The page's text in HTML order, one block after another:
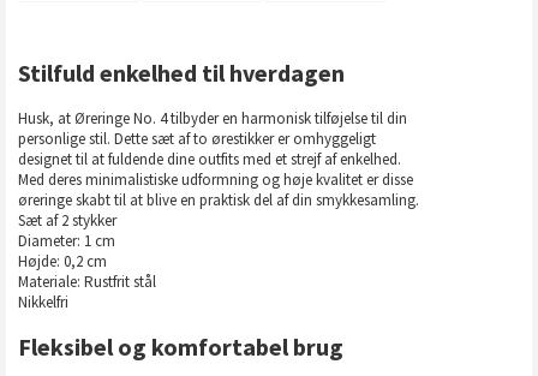
Stilfuld enkelhed til hverdagen
Husk, at Øreringe No. 4 tilbyder en harmonisk tilføjelse til din
personlige stil. Dette sæt af to ørestikker er omhyggeligt
designet til at fuldende dine outfits med et strejf af enkelhed.
Med deres minimalistiske udformning og høje kvalitet er disse
øreringe skabt til at blive en praktisk del af din smykkesamling.
Sæt af 2 stykker
Diameter: 1 cm
Højde: 0,2 cm
Materiale: Rustfrit stål
Nikkelfri
Fleksibel og komfortabel brug